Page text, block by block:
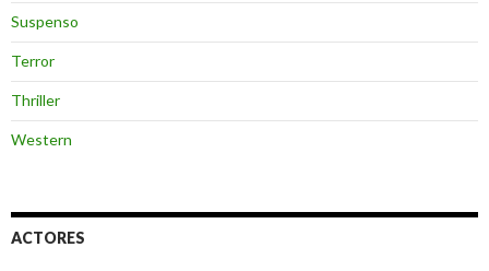
Suspenso
Terror
Thriller
Western
ACTORES